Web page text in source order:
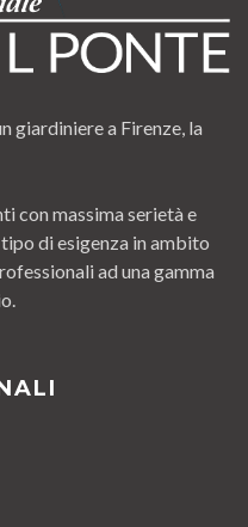
giardiniere a Firenze, la
con massima serietà e
di esigenza in ambito
ad una gamma